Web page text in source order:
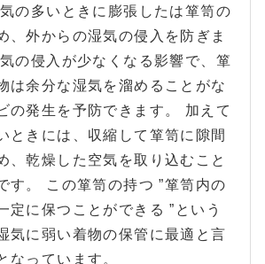
の多いときに膨張したは箪笥の
、外からの湿気の侵入を防ぎま
の侵入が少なくなる影響で、箪
は余分な湿気を溜めることがな
の発生を予防できます。 加えて
ときには、収縮して箪笥に隙間
、乾燥した空気を取り込むこと
す。 この箪笥の持つ ”箪笥内の
定に保つことができる ”という
気に弱い着物の保管に最適と言
なっています。